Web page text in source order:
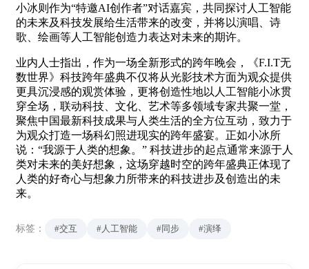
小冰则作为“特邀AI创作者”对话嘉宾，共同探讨人工智能
的未来及科技发展给生活带来的改变，并将以演唱、诗
歌、绘画等人工智能创造力表达对未来的期许。
业内人士指出，作为一场全新形式的跨年晚会，《F.I.T无
数世界》科技跨年盛典不仅将从光影技术方面为观众提供
更具沉浸感的观赏体验，更将创造性地以人工智能小冰贯
穿全场，联动科技、文化、艺术等多领域专家共聚一堂，
聚焦中国最新科技成果与人类生活的全方位互动，致力于
为观众打造一场科幻照进现实的跨年盛宴。正如小冰所
说：“我源于人类的想象。” 科技进步的起点通常来源于人
类对未来的美好想象，这场穿越时空的跨年盛典正体现了
人类的好奇心与想象力所带来的科技进步及创造出的未
来。
标签： #交互 #人工智能 #同步 #演绎